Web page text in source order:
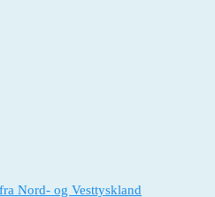
Nord- og Vesttyskland